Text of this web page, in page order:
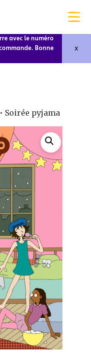
avec le numéro
Bonne
x
Soirée pyjama